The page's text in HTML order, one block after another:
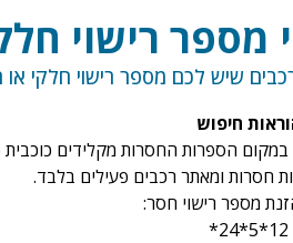
מספר רישוי
שיש לכם מספר רישוי חלקי או
חיפוש
הספרות החסרות מקלידים
מספר רישוי חסר:
*24*5*12